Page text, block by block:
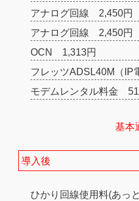
アナログ回線 2,450円
アナログ回線 2,450円
OCN 1,313円
フレッツADSL40M（
モデムレンタル料金
基本
導入後
ひかり回線使用料(あ